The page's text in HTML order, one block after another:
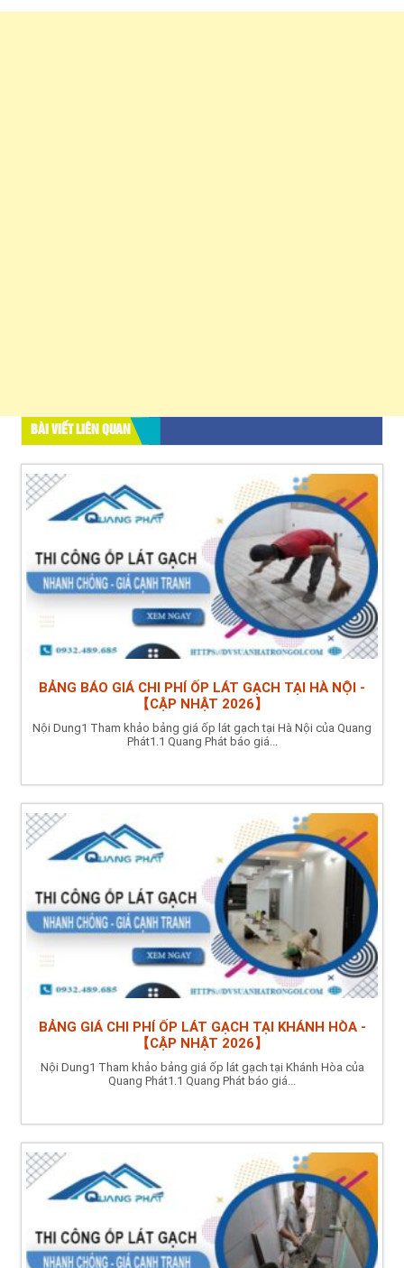
BÀI VIẾT LIÊN QUAN
BẢNG BÁO GIÁ CHI PHÍ ỐP LÁT GẠCH TẠI HÀ NỘI -
【CẬP NHẬT 2026】
Nội Dung1 Tham khảo bảng giá ốp lát gạch tại Hà Nội của Quang
Phát1.1 Quang Phát báo giá...
BẢNG GIÁ CHI PHÍ ỐP LÁT GẠCH TẠI KHÁNH HÒA -
【CẬP NHẬT 2026】
Nội Dung1 Tham khảo bảng giá ốp lát gạch tại Khánh Hòa của
Quang Phát1.1 Quang Phát báo giá...